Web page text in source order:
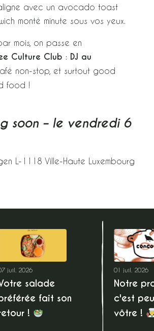
avec un avocado toast
monté minute sous vos yeux.
mois, on passe en
Culture Club : DJ au
non-stop, et surtout good
food !
soon – le vendredi 6
L-1118 Ville-Haute Luxembourg
juil. 2026
salade
fait son
!
01 juil. 2026
Notre
c'est
vôtre !